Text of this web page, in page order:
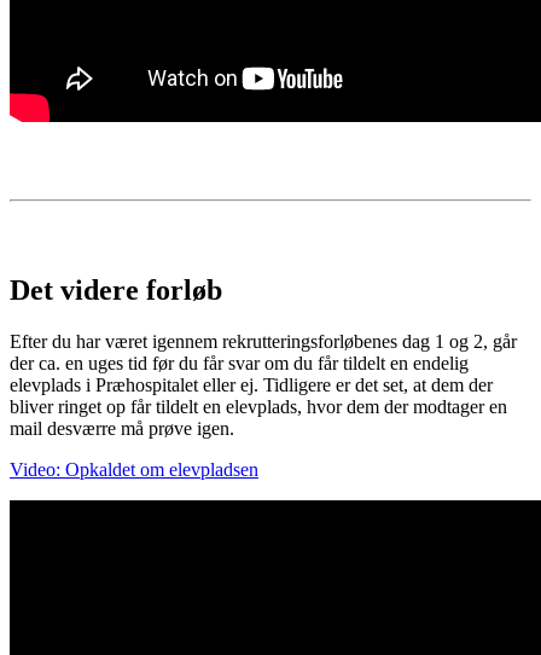
Det videre forløb
Efter du har været igennem rekrutteringsforløbenes dag 1 og 2, går
der ca. en uges tid før du får svar om du får tildelt en endelig
elevplads i Præhospitalet eller ej. Tidligere er det set, at dem der
bliver ringet op får tildelt en elevplads, hvor dem der modtager en
mail desværre må prøve igen.
Video: Opkaldet om elevpladsen